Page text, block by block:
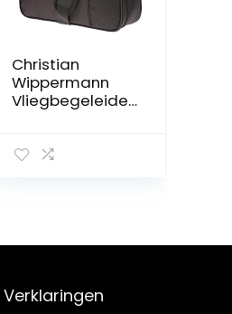
Christian
Wippermann
Vliegbegeleider
herentas
Verklaringen